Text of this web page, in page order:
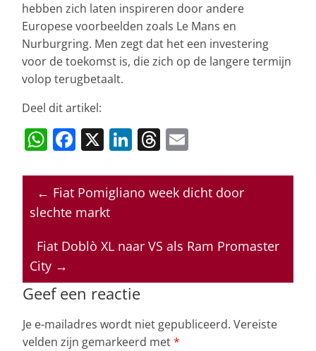
hebben zich laten inspireren door andere
Europese voorbeelden zoals Le Mans en
Nurburgring. Men zegt dat het een investering
voor de toekomst is, die zich op de langere termijn
volop terugbetaalt.
Deel dit artikel:
W
at
s
p
p
F
c
e
o
o
k
X Li
k
e
n
T
re
a
s
ai
l
← Fiat Pomigliano week dicht door
slechte markt
Fiat Doblò XL naar VS als Ram Promaster
City →
Geef een reactie
Je e-mailadres wordt niet gepubliceerd. Vereiste
velden zijn gemarkeerd met*